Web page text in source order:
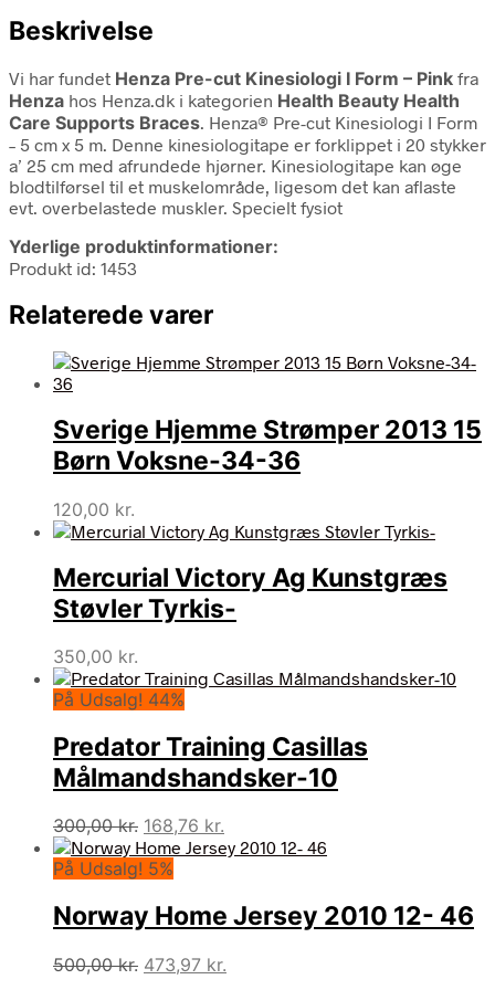
Beskrivelse
Vi har fundet Henza Pre-cut Kinesiologi I Form – Pink fra
Henza hos Henza.dk i kategorien Health Beauty Health
Care Supports Braces. Henza® Pre-cut Kinesiologi I Form
– 5 cm x 5 m. Denne kinesiologitape er forklippet i 20 stykker
a’ 25 cm med afrundede hjørner. Kinesiologitape kan øge
blodtilførsel til et muskelområde, ligesom det kan aflaste
evt. overbelastede muskler. Specielt fysiot
Yderlige produktinformationer:
Produkt id: 1453
Relaterede varer
Sverige Hjemme Strømper 2013 15
Børn Voksne-34-36
120,00 kr.
Mercurial Victory Ag Kunstgræs
Støvler Tyrkis-
350,00 kr.
På Udsalg! 44%
Predator Training Casillas
Målmandshandsker-10
300,00kr. Den
oprindelige
pris
300,00 kr..
168,76 kr.
aktuelle
168,76 kr..
På Udsalg! 5%
Norway Home Jersey 2010 12- 46
500,00kr. Den
473,97 kr.